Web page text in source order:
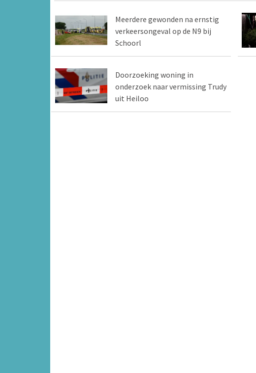
Meerdere gewonden na ernstig
verkeersongeval op de N9 bij
Schoorl
Doorzoeking woning in
onderzoek naar vermissing Trudy
uit Heiloo